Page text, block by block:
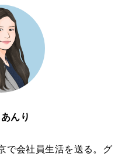
んり
で会社員生活を送る。グ